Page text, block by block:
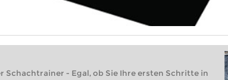
Schachtrainer - Egal, ob Sie Ihre ersten Schritte in